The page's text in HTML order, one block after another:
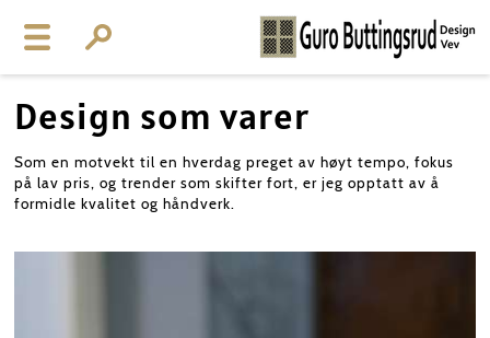
Design som varer
Som en motvekt til en hverdag preget av høyt tempo, fokus
på lav pris, og trender som skifter fort, er jeg opptatt av å
formidle kvalitet og håndverk.